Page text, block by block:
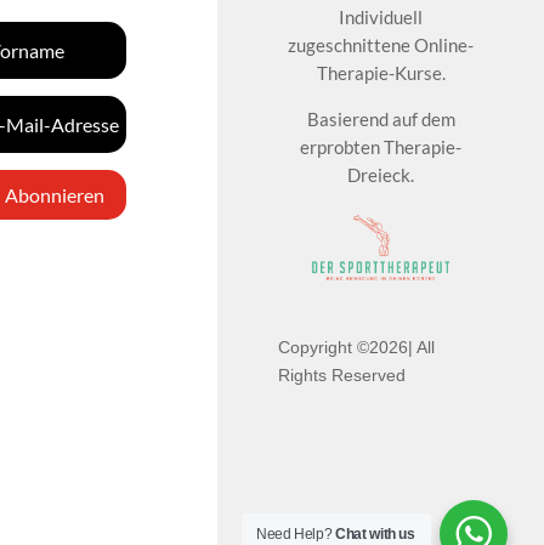
Abonnieren
Individuell
zugeschnittene Online-
Therapie-Kurse.
Basierend auf dem
erprobten Therapie-
Dreieck.
Copyright ©2026| All
Rights Reserved
Need Help?Chat with us